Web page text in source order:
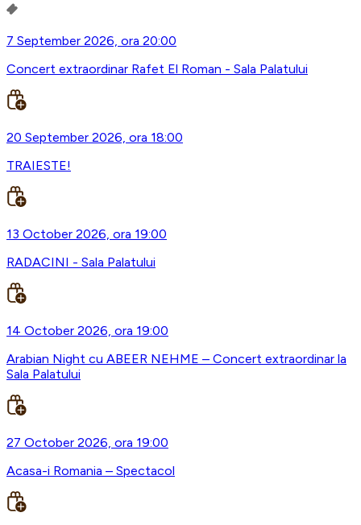
7 September 2026, ora 20:00
Concert extraordinar Rafet El Roman - Sala Palatului
20 September 2026, ora 18:00
TRAIESTE!
13 October 2026, ora 19:00
RADACINI - Sala Palatului
14 October 2026, ora 19:00
Arabian Night cu ABEER NEHME – Concert extraordinar la
Sala Palatului
27 October 2026, ora 19:00
Acasa-i Romania – Spectacol